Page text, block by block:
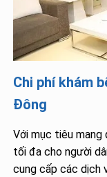
Chi phí khám
Đông
Với mục tiêu
tối đa cho người
cung cấp các dịch